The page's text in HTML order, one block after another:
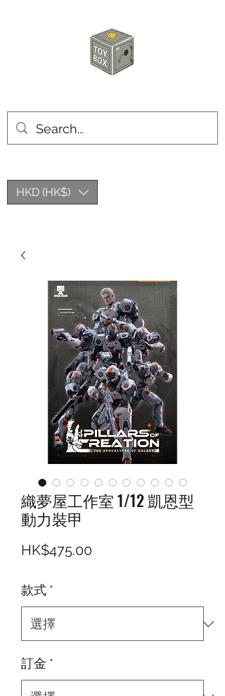
HKD (HK$)
織夢屋工作室 1/12 凱恩型
動力裝甲
HK$475.00價格
款式 *
訂金 *